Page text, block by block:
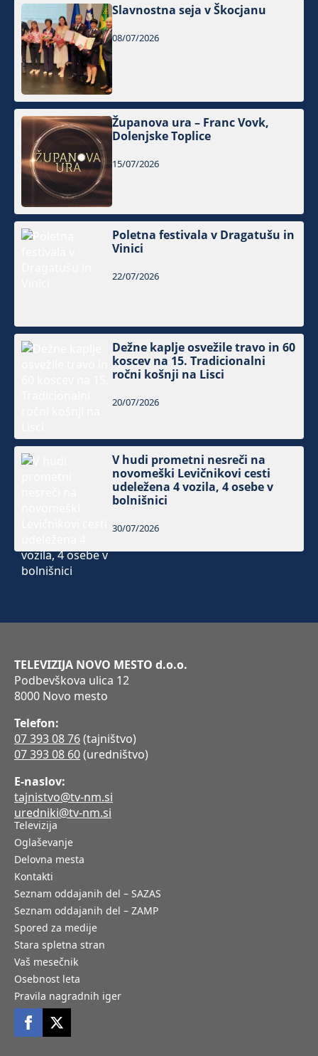
Slavnostna seja v Škocjanu
08/07/2026
Županova ura – Franc Vovk,
Dolenjske Toplice
15/07/2026
Poletna festivala v Dragatušu in
Vinici
22/07/2026
Dežne kaplje osvežile travo in 60
koscev na 15. Tradicionalni
ročni košnji na Lisci
20/07/2026
V hudi prometni nesreči na
novomeški Levičnikovi cesti
udeležena 4 vozila, 4 osebe v
bolnišnici
30/07/2026
TELEVIZIJA NOVO MESTO d.o.o.
Podbevškova ulica 12
8000 Novo mesto
Telefon:
07 393 08 76(tajništvo)
07 393 08 60(uredništvo)
E-naslov:
tajnistvo@tv-nm.si
uredniki@tv-nm.si
Televizija
Oglaševanje
Delovna mesta
Kontakti
Seznam oddajanih del – SAZAS
Seznam oddajanih del – ZAMP
Spored za medije
Stara spletna stran
Vaš mesečnik
Osebnost leta
Pravila nagradnih iger